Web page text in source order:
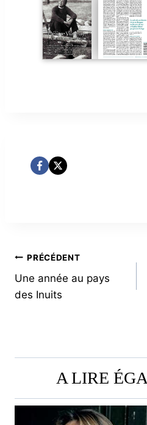
NAVIGATION
DE
PRÉCÉDENT
Une année au pays
des Inuits
A LIRE